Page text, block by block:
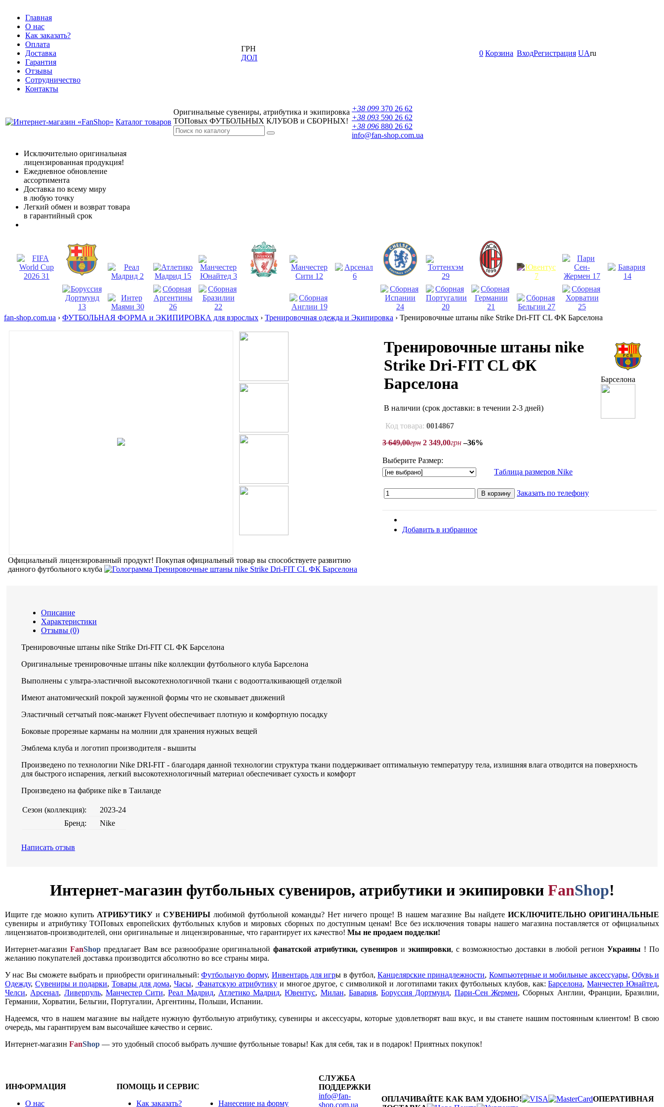
Главная
О нас
Как заказать?
Оплата
Доставка
Гарантия
Отзывы
Сотрудничество
Контакты
ГРН
ДОЛ
0 Корзина ВходРегистрация UAru
Каталог товаров
Оригинальные сувениры, атрибутика и экипировка
ТОПовых ФУТБОЛЬНЫХ КЛУБОВ и СБОРНЫХ!
+38 099 370 26 62
+38 093 590 26 62
+38 096 880 26 62
info@fan-shop.com.ua
Исключительно оригинальная
лицензированная продукция!
Ежедневное обновление
ассортимента
Доставка по всему миру
в любую точку
Легкий обмен и возврат товара
в гарантийный срок
fan-shop.com.ua › ФУТБОЛЬНАЯ ФОРМА и ЭКИПИРОВКА для взрослых › Тренировочная одежда и Экипировка › Тренировочные штаны nike Strike Dri-FIT CL ФК Барселона
Официальный лицензированный продукт! Покупая официальный товар вы способствуете развитию
данного футбольного клуба
Тренировочные штаны nike
Strike Dri-FIT CL ФК
Барселона
В наличии (срок доставки: в течении 2-3 дней)
Код товара: 0014867
Барселона
3 649,00грн 2 349,00грн –36%
Выберите Размер:
Таблица размеров Nike
В корзину Заказать по телефону
Добавить в избранное
Описание
Характеристики
Отзывы (0)
Тренировочные штаны nike Strike Dri-FIT CL ФК Барселона
Оригинальные тренировочные штаны nike коллекции футбольного клуба Барселона
Выполнены с ультра-эластичной высокотехнологичной ткани с водоотталкивающей отделкой
Имеют анатомический покрой зауженной формы что не сковывает движений
Эластичный сетчатый пояс-манжет Flyvent обеспечивает плотную и комфортную посадку
Боковые прорезные карманы на молнии для хранения нужных вещей
Эмблема клуба и логотип производителя - вышиты
Произведено по технологии Nike DRI-FIT - благодаря данной технологии структура ткани поддерживает оптимальную температуру тела, излишняя влага отводится на поверхность
для быстрого испарения, легкий высокотехнологичный материал обеспечивает сухость и комфорт
Произведено на фабрике nike в Таиланде
Сезон (коллекция):
2023-24
Бренд:
Nike
Написать отзыв
Интернет-магазин футбольных сувениров, атрибутики и экипировки FanShop!
Ищите где можно купить АТРИБУТИКУ и СУВЕНИРЫ любимой футбольной команды? Нет ничего проще! В нашем магазине Вы найдете ИСКЛЮЧИТЕЛЬНО ОРИГИНАЛЬНЫЕ
сувениры и атрибутику ТОПовых европейских футбольных клубов и мировых сборных по доступным ценам! Все без исключения товары нашего магазина поставляется от официальных
лицензиатов-производителей, они оригинальные и лицензированные, что гарантирует их качество! Мы не продаем подделки!
Интернет-магазин FanShopпредлагает Вам все разнообразие оригинальнойфанатской атрибутики, сувениров и экипировки, с возможностью доставки в любой регионУкраины ! По
желанию покупателей доставка производится абсолютно во все страны мира.
У нас Вы сможете выбрать и приобрести оригинальный:Футбольную форму, Инвентарь для игры в футбол,Канцелярские принадлежности, Компьютерные и мобильные аксессуары, Обувь и
Одежду, Сувениры и подарки,Товары для дома, Часы, Фанатскую атрибутикуи многое другое, с символикой и логотипами таких футбольных клубов, как:Барселона,Манчестер Юнайтед,
Челси, Арсенал, Ливерпуль, Манчестер Сити,Реал Мадрид, Атлетико Мадрид,Ювентус, Милан, Бавария,Боруссия Дортмунд, Пари-Сен Жермен, Сборных Англии, Франции, Бразилии,
Германии, Хорватии, Бельгии, Португалии, Аргентины, Польши, Испании.
Надеемся, что в нашем магазине вы найдете нужную футбольную атрибутику, сувениры и аксессуары, которые удовлетворят ваш вкус, и вы станете нашим постоянным клиентом! В свою
очередь, мы гарантируем вам высочайшее качество и сервис.
Интернет-магазин FanShop — это удобный способ выбрать лучшие футбольные товары! Как для себя, так и в подарок! Приятных покупок!
ИНФОРМАЦИЯ
О нас
ПОМОЩЬ И СЕРВИС
Как заказать?
Нанесение на форму
СЛУЖБА
ПОДДЕРЖКИ
info@fan-
shop.com.ua
ОПЛАЧИВАЙТЕ КАК ВАМ УДОБНО!
ОПЕРАТИВНАЯ